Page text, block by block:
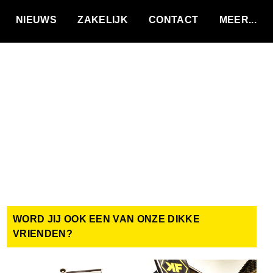
NIEUWS ZAKELIJK CONTACT
WORD JIJ OOK EEN VAN ONZE DIKKE
VRIENDEN?